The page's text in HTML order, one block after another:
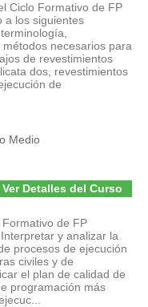
Ciclo Formativo de FP
a los siguientes
necesarios para
de revestimientos
dos, revestimientos
de
Medio
Ver Detalles del Curso
de FP
y analizar la
procesos de ejecución
civiles y de
el plan de calidad de
programación más